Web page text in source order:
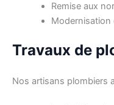
Remise aux
Modernisation
Travaux de
Nos artisans plombiers